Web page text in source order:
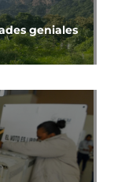
geniales